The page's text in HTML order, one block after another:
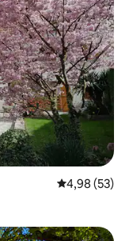
Gemiddelde
4,98 (53)